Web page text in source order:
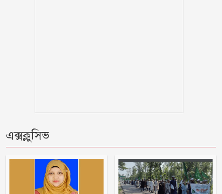
রাষ্ট্রপতি পদে মির্জা ফখরুলের নাম চূড়ান্ত
এক্সক্লুসিভ